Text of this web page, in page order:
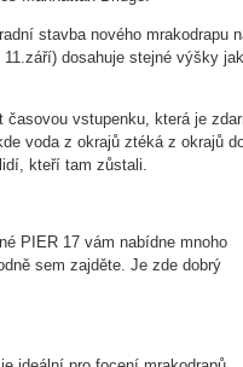
stavba nového mrakodrapu
dosahuje stejné výšky
vstupenku, která je
voda z okrajů ztéká z okrajů
kteří tam zůstali.
PIER 17 vám nabídne mnoho
sem zajděte. Je zde dobrý